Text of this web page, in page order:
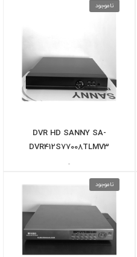
ناموجود
DVR HD SANNY SA-
DVR412S77008TLMV3
-
ناموجود